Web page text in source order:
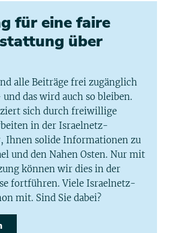
für eine faire
über
alle Beiträge frei zugänglich
das wird auch so bleiben.
sich durch freiwillige
in der Israelnetz-
Ihnen solide Informationen zu
und den Nahen Osten. Nur mit
können wir dies in der
fortführen. Viele Israelnetz-
mit. Sind Sie dabei?